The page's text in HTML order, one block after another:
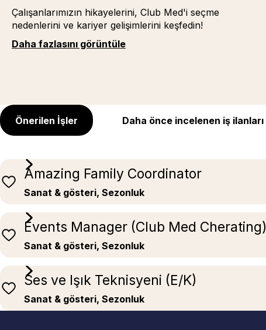
Çalışanlarımızın hikayelerini, Club Med'i seçme
nedenlerini ve kariyer gelişimlerini keşfedin!
Daha fazlasını görüntüle
Önerilen İşler
Amazing Family Coordinator
Sanat & gösteri, Sezonluk
Events Manager (Club Med Cherating)
Sanat & gösteri, Sezonluk
Ses ve Işık Teknisyeni (E/K)
Sanat & gösteri, Sezonluk
Daha önce incelenen iş ilanları